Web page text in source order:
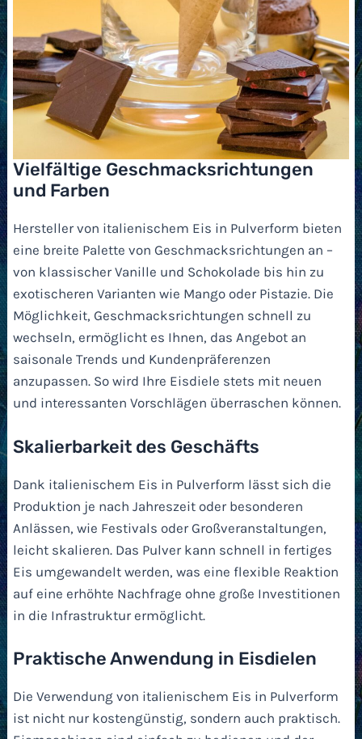
Vielfältige Geschmacksrichtungen
und Farben
Hersteller von italienischem Eis in Pulverform bieten
eine breite Palette von Geschmacksrichtungen an –
von klassischer Vanille und Schokolade bis hin zu
exotischeren Varianten wie Mango oder Pistazie. Die
Möglichkeit, Geschmacksrichtungen schnell zu
wechseln, ermöglicht es Ihnen, das Angebot an
saisonale Trends und Kundenpräferenzen
anzupassen. So wird Ihre Eisdiele stets mit neuen
und interessanten Vorschlägen überraschen können.
Skalierbarkeit des Geschäfts
Dank italienischem Eis in Pulverform lässt sich die
Produktion je nach Jahreszeit oder besonderen
Anlässen, wie Festivals oder Großveranstaltungen,
leicht skalieren. Das Pulver kann schnell in fertiges
Eis umgewandelt werden, was eine flexible Reaktion
auf eine erhöhte Nachfrage ohne große Investitionen
in die Infrastruktur ermöglicht.
Praktische Anwendung in Eisdielen
Die Verwendung von italienischem Eis in Pulverform
ist nicht nur kostengünstig, sondern auch praktisch.